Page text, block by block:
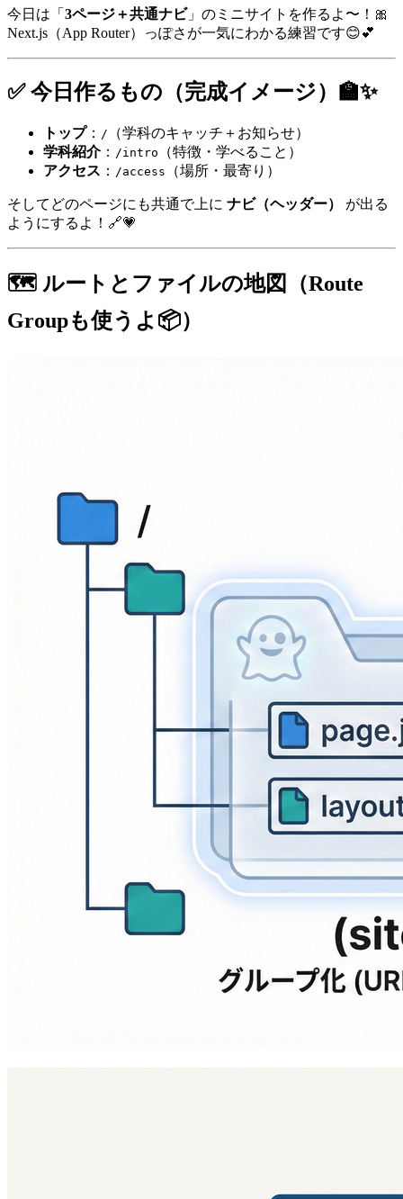
今日は「 3ページ＋共通ナビ」のミニサイトを作るよ〜！🎀
Next.js（App Router）っぽさが一気にわかる練習です😊💕
✅ 今日作るもの（完成イメージ）🏫✨
トップ： /
（学科のキャッチ＋お知らせ）
学科紹介： /intro
（特徴・学べること）
アクセス ： /access （場所・最寄り）
そしてどのページにも共通で上に ナビ（ヘッダー）
が出る
ようにするよ！🔗💗
🗺️ ルートとファイルの地図（Route
Groupも使うよ📦）